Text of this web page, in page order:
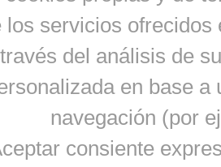
los servicios
del análisis de
en base
navegación (por
consiente